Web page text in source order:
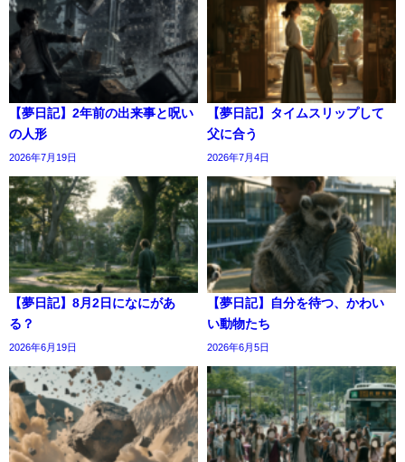
【夢日記】2年前の出来事と呪い
の人形
2026年7月19日
【夢日記】タイムスリップして
父に合う
2026年7月4日
【夢日記】8月2日になにがあ
る？
2026年6月19日
【夢日記】自分を待つ、かわい
い動物たち
2026年6月5日